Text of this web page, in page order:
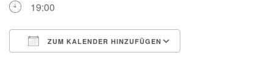
19:00
ZUM KALENDER HINZUFÜGEN